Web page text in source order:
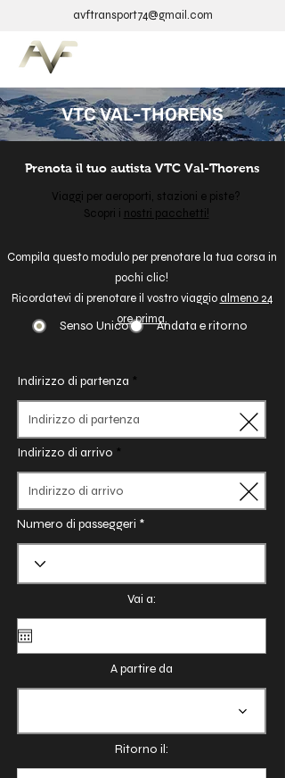
avftransport74@gmail.com
VTC VAL-THORENS
Senso Unico Andata e ritorno
Prenota il tuo autista VTC Val-Thorens
Viaggi per aeroporti, stazioni e piste?
Scopri i nostri pacchetti!
Compila questo modulo per prenotare la tua corsa in
pochi clic!
Ricordatevi di prenotare il vostro viaggio almeno 24
ore prima.
Indirizzo di partenza
Indirizzo di arrivo
Numero di passeggeri
Vai a:
A partire da
Ritorno il: